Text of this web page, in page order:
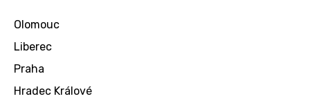
Olomouc
Liberec
Praha
Hradec Králové